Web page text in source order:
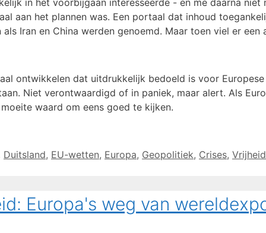
in het voorbijgaan interesseerde - en me daarna niet
aan het plannen was. Een portaal dat inhoud
Iran en China werden genoemd. Maar toen viel er een
ontwikkelen dat uitdrukkelijk bedoeld is voor
Niet verontwaardigd of in paniek, maar alert. Als
waard om eens goed te kijken.
Duitsland, EU-wetten, Europa, Geopolitiek, Crises,
Europa's weg van